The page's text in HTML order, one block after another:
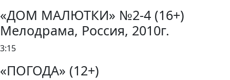
«ДОМ МАЛЮТКИ» №2-4 (16+)
Мелодрама, Россия, 2010г.
3:15
«ПОГОДА» (12+)